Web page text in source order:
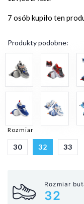
7 osób kupiło ten
Produkty podobne:
Rozmiar
30 32 33
Rozmiar
32